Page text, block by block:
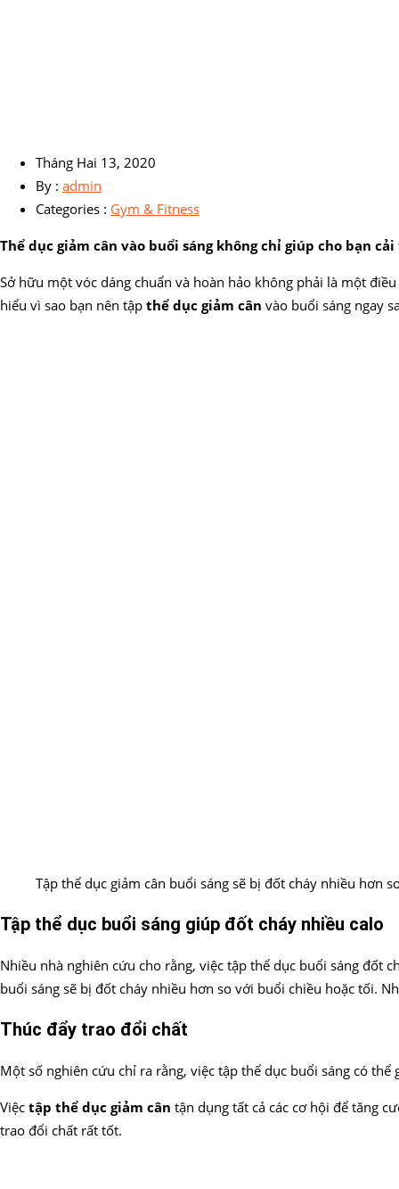
Tháng Hai 13, 2020
By : admin
Categories : Gym & Fitness
Thể dục giảm cân vào buổi sáng không chỉ giúp cho bạn
Sở hữu một vóc dáng chuẩn và hoàn hảo không phải là một
hiểu vì sao bạn nên tập thể dục giảm cân vào buổi sáng ngay
Tập thể dục giảm cân buổi sáng sẽ bị đốt cháy nhiều hơn
Tập thể dục buổi sáng giúp đốt cháy nhiều calo
Nhiều nhà nghiên cứu cho rằng, việc tập thể dục buổi sáng
buổi sáng sẽ bị đốt cháy nhiều hơn so với buổi chiều hoặc tối.
Thúc đẩy trao đổi chất
Một số nghiên cứu chỉ ra rằng, việc tập thể dục buổi sáng có
Việc tập thể dục giảm cân tận dụng tất cả các cơ hội để tăng
trao đổi chất rất tốt.